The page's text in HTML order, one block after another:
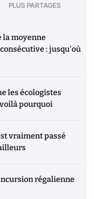
PLUS PARTAGES
la moyenne
: jusqu'où
les écologistes
pourquoi
vraiment passé
régalienne